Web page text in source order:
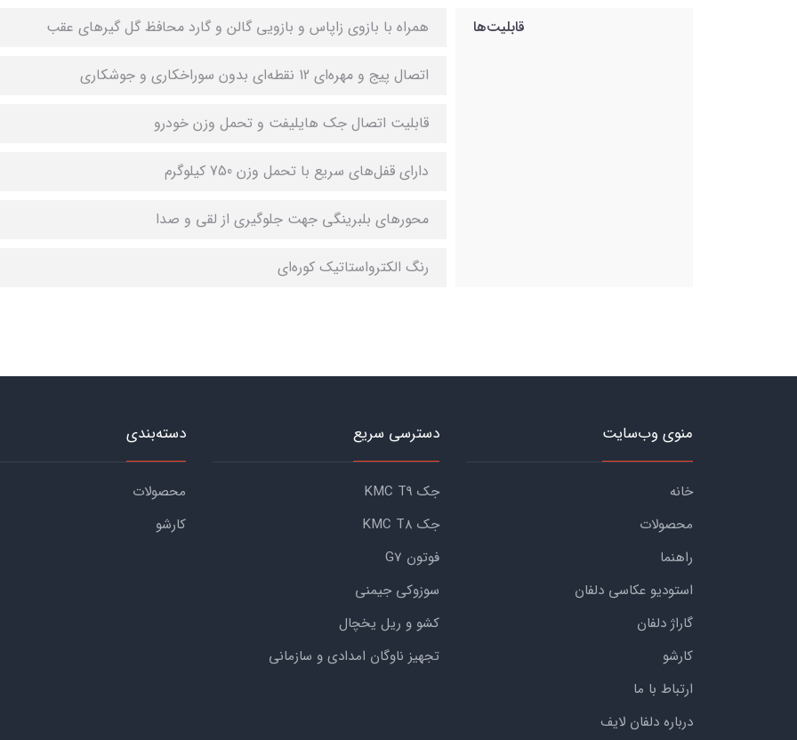
قابلیت‌ها همراه با بازوی زاپاس و بازویی گالن و گارد محافظ گل گیرهای عقب
اتصال پیج و مهره‌ای 12 نقطه‌ای بدون سوراخکاری و جوشکاری
قابلیت اتصال جک هایلیفت و تحمل وزن خودرو
دارای قفل‌های سریع با تحمل وزن 750 کیلوگرم
محورهای بلبرینگی جهت جلوگیری از لقی و صدا
رنگ الکترواستاتیک کوره‌ای
منوی وب‌سایت
خانه
محصولات
راهنما
استودیو عکاسی دلفان
گاراژ دلفان
کارشو
ارتباط با ما
درباره دلفان لایف
دسترسی سریع
جک KMC T9
جک KMC T8
فوتون G7
سوزوکی جیمنی
کشو و ریل یخچال
تجهیز ناوگان امدادی و سازمانی
دسته‌بندی
محصولات
کارشو